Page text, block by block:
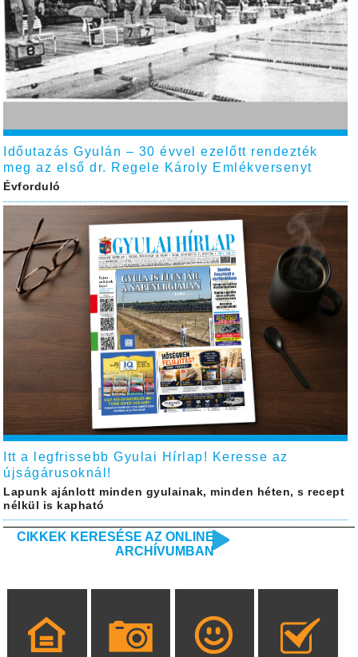
Időutazás Gyulán – 30 évvel ezelőtt rendezték
meg az első dr. Regele Károly Emlékversenyt
Évforduló
Itt a legfrissebb Gyulai Hírlap! Keresse az
újságárusoknál!
Lapunk ajánlott minden gyulainak, minden héten, s recept
nélkül is kapható
CIKKEK KERESÉSE AZ ONLINE
ARCHÍVUMBAN